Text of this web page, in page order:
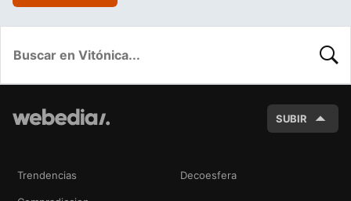
SUBIR
Trendencias Decoesfera